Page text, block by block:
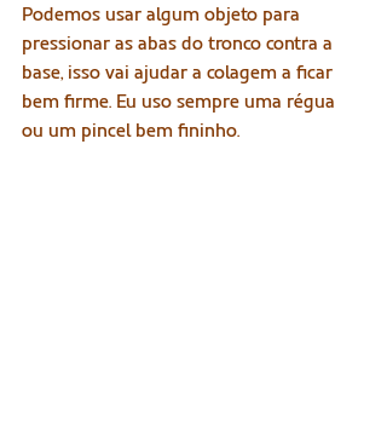
Podemos usar algum objeto para
pressionar as abas do tronco contra a
base, isso vai ajudar a colagem a ficar
bem firme. Eu uso sempre uma régua
ou um pincel bem fininho.